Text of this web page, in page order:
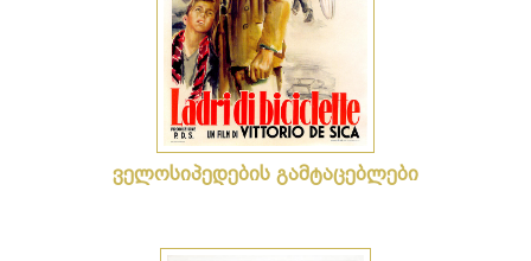
ველოსიპედების გამტაცებლები